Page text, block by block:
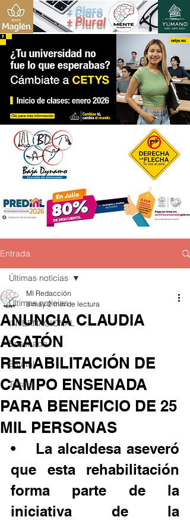
+ Claro
+ Plural
Entrada
Últimas noticias
INTERNACIONAL
Ensenada
Estatal
Tecate
Últimas noticias
ANUNCIA CLAUDIA
AGATÓN
REHABILITACIÓN DE
CAMPO ENSENADA
PARA BENEFICIO DE 25
MIL PERSONAS
MI Redacción
8 may 2 min de lectura
•	La alcaldesa aseveró
que esta rehabilitación
forma parte de la
iniciativa de la